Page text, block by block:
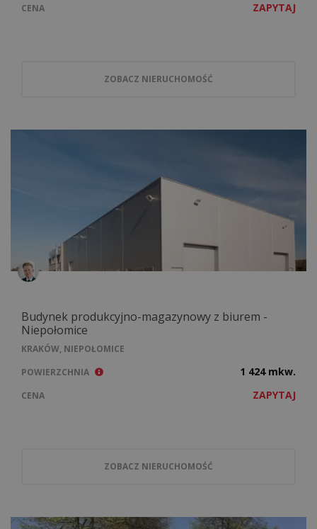
CENA ZAPYTAJ
ZOBACZ NIERUCHOMOŚĆ
Budynek produkcyjno-magazynowy z biurem -
Niepołomice
KRAKÓW, NIEPOŁOMICE
POWIERZCHNIA
1 424 mkw.
CENA ZAPYTAJ
ZOBACZ NIERUCHOMOŚĆ